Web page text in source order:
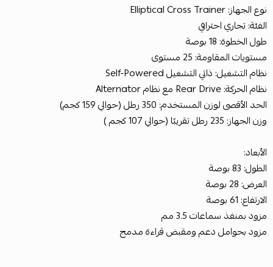
نوع الجهاز: Elliptical Cross Trainer
الفئة: تجاري احترافي
طول الخطوة: 18 بوصة
مستويات المقاومة: 25 مستوى
نظام التشغيل: ذاتي التشغيل Self-Powered
نظام الحركة: Rear Drive مع نظام Alternator
الحد الأقصى لوزن المستخدم: 350 رطل (حوالي 159 كجم)
وزن الجهاز: 235 رطل تقريبًا (حوالي 107 كجم )
الأبعاد:
الطول: 83 بوصة
العرض: 28 بوصة
الارتفاع: 61 بوصة
مزود بمنفذ سماعات 3.5 مم
مزود بحوامل دعم ومقبض قراءة مدمج